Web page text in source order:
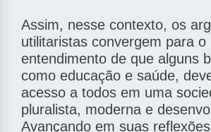
Assim, nesse contexto, os
utilitaristas convergem para o
entendimento de que alguns
como educação e saúde,
acesso a todos em uma
pluralista, moderna e
Avançando em suas